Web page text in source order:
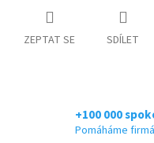
ZEPTAT SE SDÍLET
+100 000
Pomáháme